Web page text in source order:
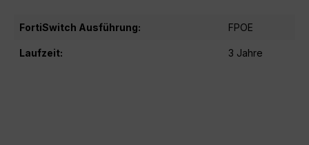
FortiSwitch Ausführung: FPOE
Laufzeit: 3 Jahre